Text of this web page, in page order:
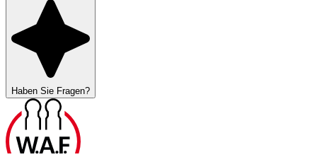
Haben Sie Fragen?